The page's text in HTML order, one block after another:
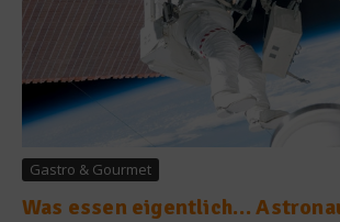
Gastro & Gourmet
Was essen eigentlich…